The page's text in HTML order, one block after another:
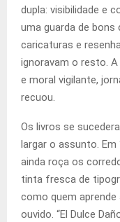
dupla: visibilidade e
uma guarda de
caricaturas e
ignoravam o resto.
e moral vigilante,
recuou.
Os livros se
largar o assunto. Em
ainda roça os
tinta fresca de
como quem
ouvido. “El Dulce